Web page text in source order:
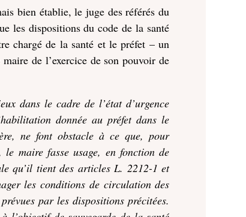
bien établie, le juge des référés du
les dispositions du code de la santé
chargé de la santé et le préfet – un
de l’exercice de son pouvoir de
dans le cadre de l’état d’urgence
donnée au préfet dans le
ne font obstacle à ce que, pour
maire fasse usage, en fonction de
qu’il tient des articles L. 2212-1 et
les conditions de circulation des
par les dispositions précitées.